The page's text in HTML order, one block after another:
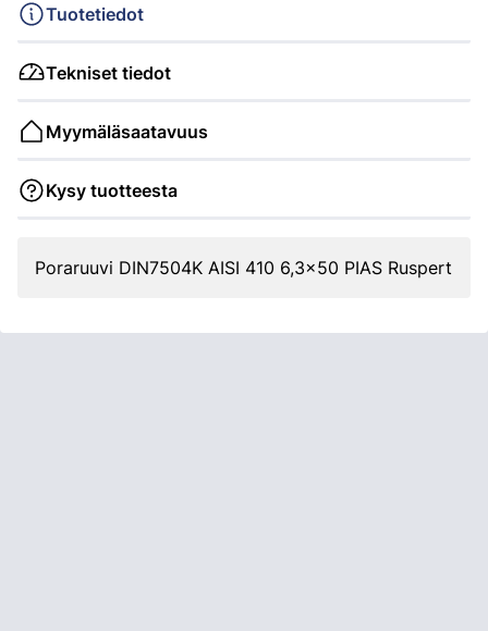
Tuotetiedot
Tekniset tiedot
Myymäläsaatavuus
Kysy tuotteesta
Poraruuvi DIN7504K AISI 410 6,3x50 PIAS Ruspert